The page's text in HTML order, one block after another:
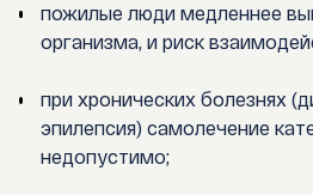
пожилые люди медленнее
организма, и риск
при хронических болезнях
эпилепсия) самолечение
недопустимо;